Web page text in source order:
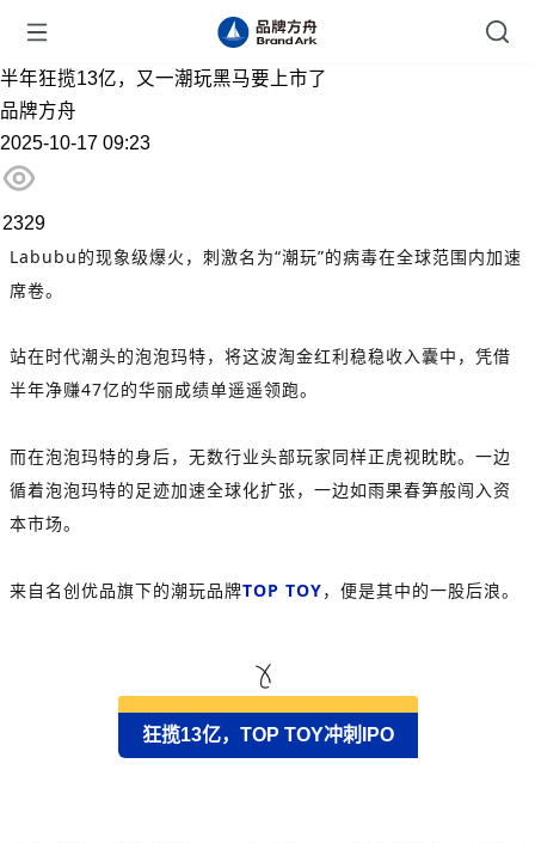
半年狂揽13亿，又一潮玩黑马要上市了
品牌方舟
2025-10-17 09:23
2329
Labubu的现象级爆火，刺激名为“潮玩”的病毒在全球范围内加速
席卷。
站在时代潮头的泡泡玛特，将这波淘金红利稳稳收入囊中，凭借
半年净赚47亿的华丽成绩单遥遥领跑。
而在泡泡玛特的身后，无数行业头部玩家同样正虎视眈眈。一边
循着泡泡玛特的足迹加速全球化扩张，一边如雨果春笋般闯入资
本市场。
来自名创优品旗下的潮玩品牌TOP TOY，便是其中的一股后浪。
狂揽13亿，TOP TOY冲刺IPO